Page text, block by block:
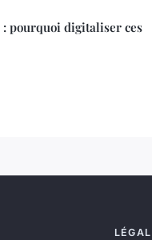
pourquoi digitaliser ces
LÉGAL